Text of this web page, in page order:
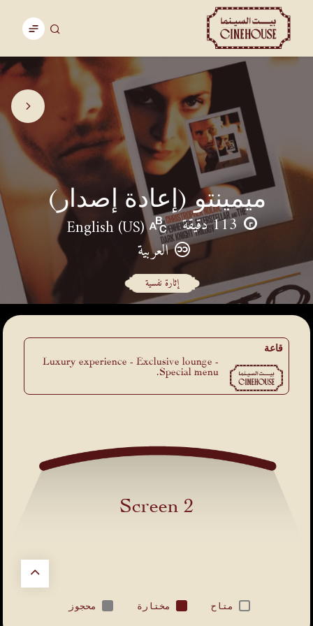
ميمينتو (إعادة إصدار)
113 دقيقة
English (US)
العربية
إثارة نفسية
قاعة
Luxury experience - Exclusive lounge -
Special menu.
Screen 2
متاح مختارة محجوز